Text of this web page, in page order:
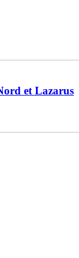
et Lazarus